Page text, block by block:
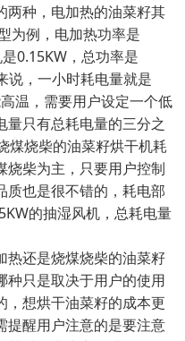
两种，电加热的油菜籽其
为例，电加热功率是
0.15KW，总功率是
说，一小时耗电量就是
温，需要用户设定一个低
量只有总耗电量的三分之
煤烧柴的油菜籽烘干机耗
烧柴为主，只要用户控制
质也是很不错的，耗电部
的抽湿风机，总耗电量
还是烧煤烧柴的油菜籽
种只是取决于用户的使用
，想烘干油菜籽的成本更
提醒用户注意的是要注意